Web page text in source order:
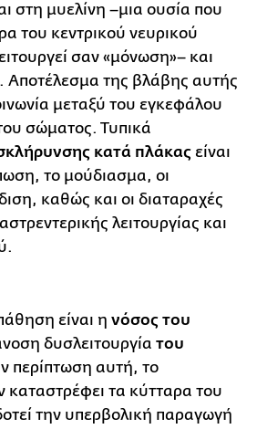
στη μυελίνη –μια ουσία που
του κεντρικού νευρικού
σαν «μόνωση»– και
Αποτέλεσμα της βλάβης αυτής
μεταξύ του εγκεφάλου
σώματος. Τυπικά
κατά πλάκας είναι
το μούδιασμα, οι
καθώς και οι διαταραχές
λειτουργίας και
είναι η νόσος του
δυσλειτουργία του
περίπτωση αυτή, το
καταστρέφει τα κύτταρα του
την υπερβολική παραγωγή